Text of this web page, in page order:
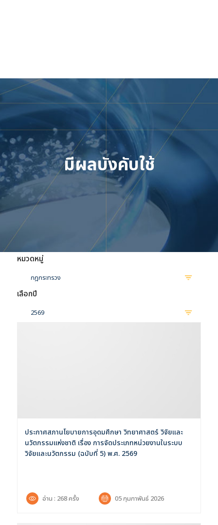
เข้าสู่ระบบ
มีผลบังคับใช้
หมวดหมู่
กฎกระทรวง
เลือกปี
2569
ประกาศสภานโยบายการอุดมศึกษา วิทยาศาสตร์ วิจัยและ
นวัตกรรมแห่งชาติ เรื่อง การจัดประเภทหน่วยงานในระบบ
วิจัยและนวัตกรรม (ฉบับที่ 5) พ.ศ. 2569
อ่าน : 268 ครั้ง 05 กุมภาพันธ์ 2026